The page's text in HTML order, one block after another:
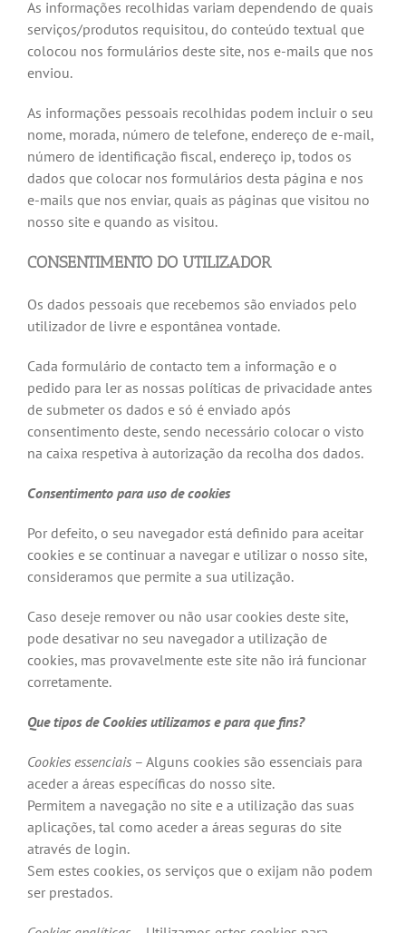
As informações recolhidas variam dependendo de quais
serviços/produtos requisitou, do conteúdo textual que
colocou nos formulários deste site, nos e-mails que nos
enviou.
As informações pessoais recolhidas podem incluir o seu
nome, morada, número de telefone, endereço de e-mail,
número de identificação fiscal, endereço ip, todos os
dados que colocar nos formulários desta página e nos
e-mails que nos enviar, quais as páginas que visitou no
nosso site e quando as visitou.
CONSENTIMENTO DO UTILIZADOR
Os dados pessoais que recebemos são enviados pelo
utilizador de livre e espontânea vontade.
Cada formulário de contacto tem a informação e o
pedido para ler as nossas políticas de privacidade antes
de submeter os dados e só é enviado após
consentimento deste, sendo necessário colocar o visto
na caixa respetiva à autorização da recolha dos dados.
Consentimento para uso de cookies
Por defeito, o seu navegador está definido para aceitar
cookies e se continuar a navegar e utilizar o nosso site,
consideramos que permite a sua utilização.
Caso deseje remover ou não usar cookies deste site,
pode desativar no seu navegador a utilização de
cookies, mas provavelmente este site não irá funcionar
corretamente.
Que tipos de Cookies utilizamos e para que fins?
Cookies essenciais – Alguns cookies são essenciais para
aceder a áreas específicas do nosso site.
Permitem a navegação no site e a utilização das suas
aplicações, tal como aceder a áreas seguras do site
através de login.
Sem estes cookies, os serviços que o exijam não podem
ser prestados.